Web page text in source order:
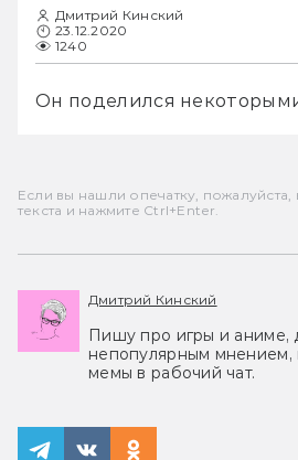
Дмитрий Кинский
23.12.2020
1240
Он поделился
Если вы нашли опечатку,
текста и нажмите Ctrl+Enter.
Дмитрий Кинский
Пишу про игры и аниме,
непопулярным
мемы в рабочий чат.